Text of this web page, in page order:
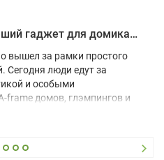
Почему проектор – лучший гаджет для домика в глэмпинге
вышел за рамки простого
Сегодня люди едут за
и особыми
домов, глэмпингов и
растет, и
в соцсетях,